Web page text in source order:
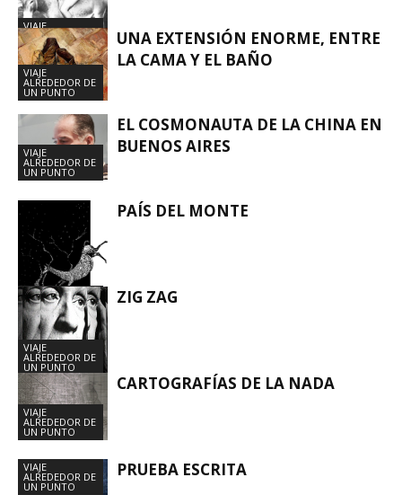
VIAJE
ALREDEDOR DE
UN PUNTO
VIAJE
ALREDEDOR DE
UN PUNTO
UNA EXTENSIÓN ENORME, ENTRE
LA CAMA Y EL BAÑO
VIAJE
ALREDEDOR DE
UN PUNTO
EL COSMONAUTA DE LA CHINA EN
BUENOS AIRES
VIAJE
ALREDEDOR DE
UN PUNTO
PAÍS DEL MONTE
VIAJE
ALREDEDOR DE
UN PUNTO
ZIG ZAG
VIAJE
ALREDEDOR DE
UN PUNTO
CARTOGRAFÍAS DE LA NADA
VIAJE
ALREDEDOR DE
UN PUNTO
PRUEBA ESCRITA